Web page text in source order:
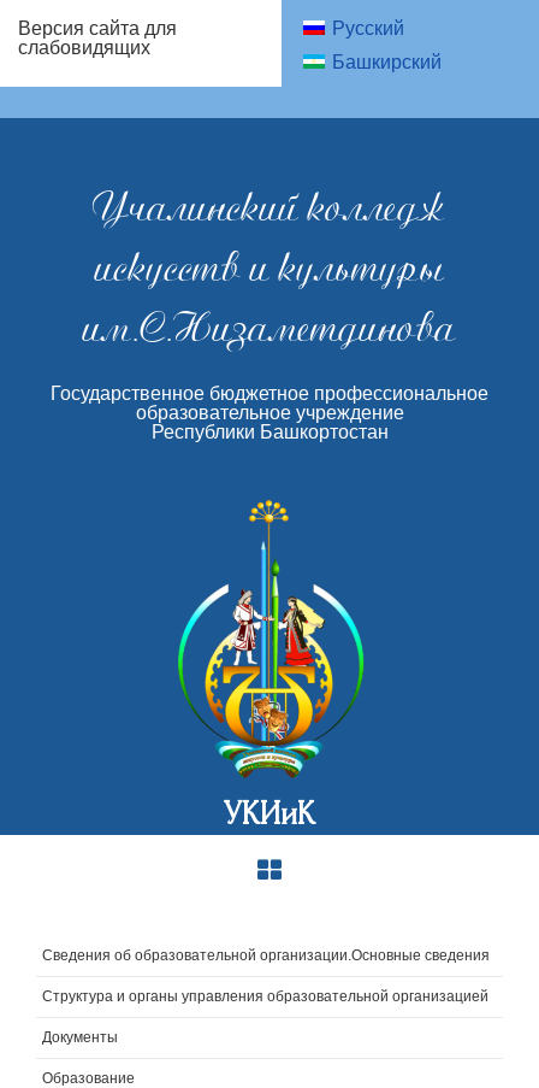
Версия сайта для
слабовидящих
Русский
Башкирский
Учалинский колледж
искусств и культуры
им.С.Низаметдинова
Государственное бюджетное профессиональное
образовательное учреждение
Республики Башкортостан
УКИиК
Сведения об образовательной организации.Основные сведения
Структура и органы управления образовательной организацией
Документы
Образование